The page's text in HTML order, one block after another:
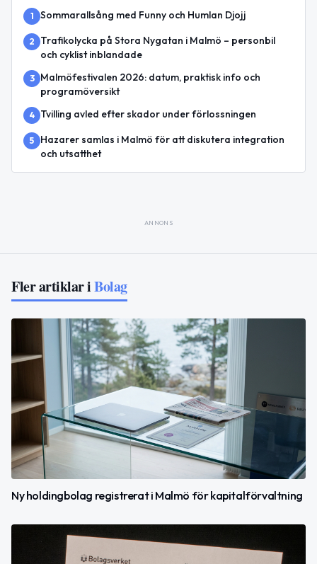
1 Sommarallsång med Funny och Humlan Djojj
2
Trafikolycka på Stora Nygatan i Malmö – personbil
och cyklist inblandade
3
Malmöfestivalen 2026: datum, praktisk info och
programöversikt
4 Tvilling avled efter skador under förlossningen
5
Hazarer samlas i Malmö för att diskutera integration
och utsatthet
ANNONS
Fler artiklar iBolag
Ny holdingbolag registrerat i Malmö för kapitalförvaltning